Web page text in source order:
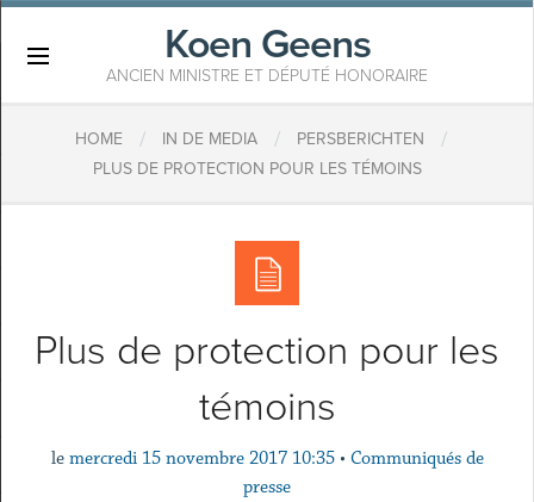
Koen Geens
ANCIEN MINISTRE ET DÉPUTÉ HONORAIRE
HOME / IN DE MEDIA / PERSBERICHTEN /
PLUS DE PROTECTION POUR LES TÉMOINS
Plus de protection pour les
témoins
le mercredi 15 novembre 2017 10:35 • Communiqués de
presse